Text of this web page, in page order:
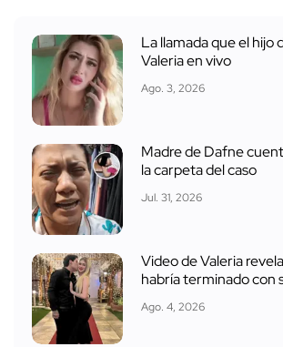
La llamada que el hijo
Valeria en vivo
Ago. 3, 2026
Madre de Dafne
la carpeta del caso
Jul. 31, 2026
Video de Valeria
habría terminado con
Ago. 4, 2026